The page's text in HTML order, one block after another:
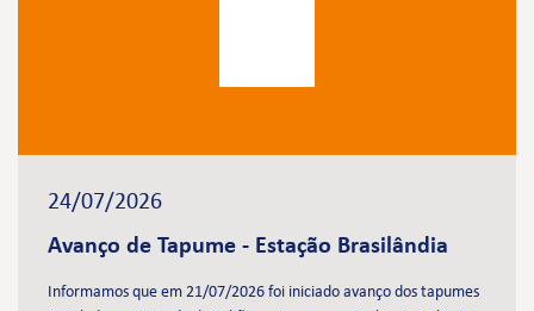
24/07/2026
Avanço de Tapume - Estação Brasilândia
Informamos que em 21/07/2026 foi iniciado avanço dos tapumes